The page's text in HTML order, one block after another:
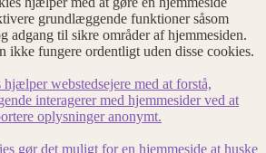
grundlæggende funktioner såsom
adgang til sikre områder af hjemmesiden.
ikke fungere ordentligt uden disse cookies.
hjælper webstedsejere med at forstå,
interagerer med hjemmesider ved at
oplysninger anonymt.
gør det muligt for en hjemmeside at huske